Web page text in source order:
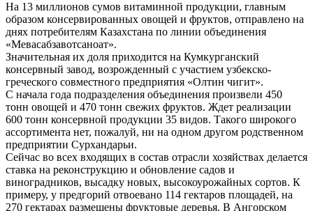
На 13 миллионов сумов витаминной продукции, главным
образом консервированных овощей и фруктов, отправлено на
днях потребителям Казахстана по линии объединения
«Мевасабзавотсаноат».
Значительная их доля приходится на Кумкурганский
консервный завод, возрожденный с участием узбекско-
греческого совместного предприятия «Олтин чигит».
С начала года подразделения объединения произвели 450
тонн овощей и 470 тонн свежих фруктов. Ждет реализации
600 тонн консервной продукции 35 видов. Такого широкого
ассортимента нет, пожалуй, ни на одном другом родственном
предприятии Сурхандарьи.
Сейчас во всех входящих в состав отрасли хозяйствах делается
ставка на реконструкцию и обновление садов и
виноградников, высадку новых, высокоурожайных сортов. К
примеру, у предгорий отвоевано 114 гектаров площадей, на
270 гектарах размещены фруктовые деревья. В Ангорском